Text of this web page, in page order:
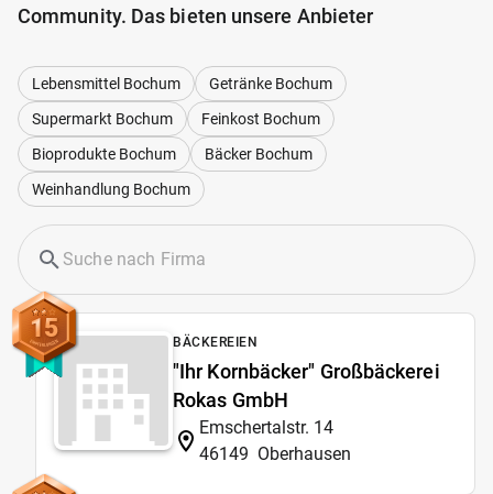
Community. Das bieten unsere Anbieter
Lebensmittel Bochum
Getränke Bochum
Supermarkt Bochum
Feinkost Bochum
Bioprodukte Bochum
Bäcker Bochum
Weinhandlung Bochum
15 BÄCKEREIEN
"Ihr Kornbäcker" Großbäckerei
Rokas GmbH
Emschertalstr. 14
46149 Oberhausen